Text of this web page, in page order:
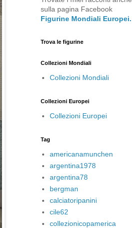
sulla pagina Facebook
Figurine Mondiali Europei.
Trova le figurine
Collezioni Mondiali
Collezioni Mondiali
Collezioni Europei
Collezioni Europei
Tag
americanamunchen
argentina1978
argentina78
bergman
calciatoripanini
cile62
collezionicopamerica